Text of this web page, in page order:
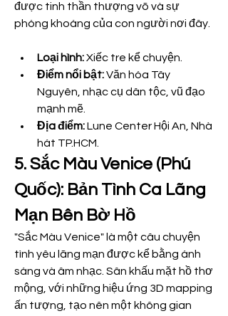
được tinh thần thượng võ và sự
phóng khoáng của con người nơi đây.
Loại hình: Xiếc tre kể chuyện.
Điểm nổi bật: Văn hóa Tây
Nguyên, nhạc cụ dân tộc, vũ đạo
mạnh mẽ.
Địa điểm: Lune Center Hội An, Nhà
hát TP.HCM.
5. Sắc Màu Venice (Phú
Quốc): Bản Tình Ca Lãng
Mạn Bên Bờ Hồ
"Sắc Màu Venice" là một câu chuyện
tình yêu lãng mạn được kể bằng ánh
sáng và âm nhạc. Sân khấu mặt hồ thơ
mộng, với những hiệu ứng 3D mapping
ấn tượng, tạo nên một không gian